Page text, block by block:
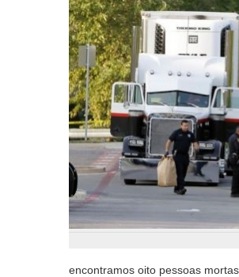
encontramos oito pessoas